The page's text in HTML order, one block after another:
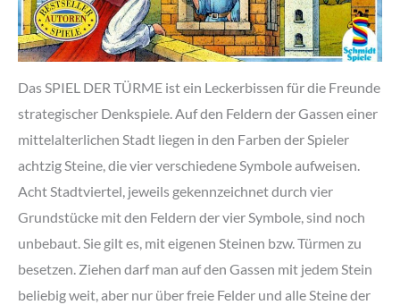
Das SPIEL DER TÜRME ist ein Leckerbissen für die Freunde
strategischer Denkspiele. Auf den Feldern der Gassen einer
mittelalterlichen Stadt liegen in den Farben der Spieler
achtzig Steine, die vier verschiedene Symbole aufweisen.
Acht Stadtviertel, jeweils gekennzeichnet durch vier
Grundstücke mit den Feldern der vier Symbole, sind noch
unbebaut. Sie gilt es, mit eigenen Steinen bzw. Türmen zu
besetzen. Ziehen darf man auf den Gassen mit jedem Stein
beliebig weit, aber nur über freie Felder und alle Steine der